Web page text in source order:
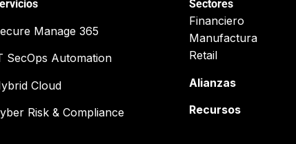
Manage 365
SecOps Automation
Cloud
Risk & Compliance
Sectores
Financiero
Manufactura
Retail
Alianzas
Recursos